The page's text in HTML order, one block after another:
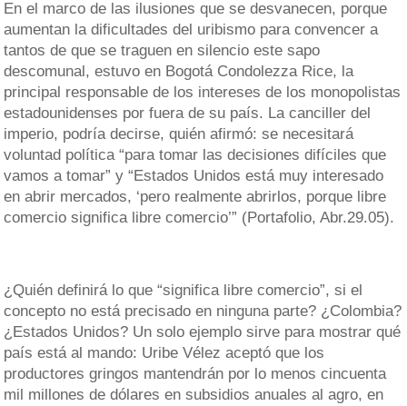
En el marco de las ilusiones que se desvanecen, porque
aumentan la dificultades del uribismo para convencer a
tantos de que se traguen en silencio este sapo
descomunal, estuvo en Bogotá Condolezza Rice, la
principal responsable de los intereses de los monopolistas
estadounidenses por fuera de su país. La canciller del
imperio, podría decirse, quién afirmó: se necesitará
voluntad política “para tomar las decisiones difíciles que
vamos a tomar” y “Estados Unidos está muy interesado
en abrir mercados, ‘pero realmente abrirlos, porque libre
comercio significa libre comercio’” (Portafolio, Abr.29.05).
¿Quién definirá lo que “significa libre comercio”, si el
concepto no está precisado en ninguna parte? ¿Colombia?
¿Estados Unidos? Un solo ejemplo sirve para mostrar qué
país está al mando: Uribe Vélez aceptó que los
productores gringos mantendrán por lo menos cincuenta
mil millones de dólares en subsidios anuales al agro, en